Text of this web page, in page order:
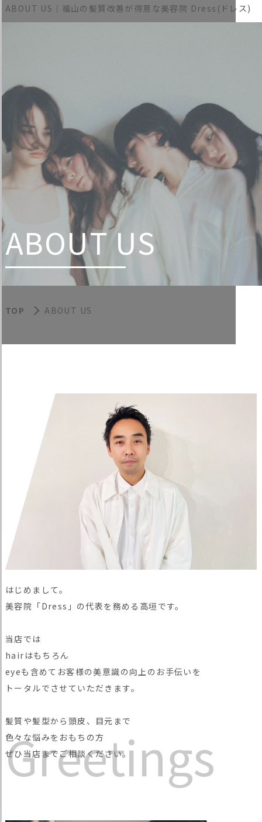
ABOUT US｜福山の髪質改善が得意な美容院 Dress(ドレス)
ABOUT US
TOP ABOUT US
はじめまして。
美容院「Dress」の代表を務める高垣です。
当店では
hairはもちろん
eyeも含めてお客様の美意識の向上のお手伝いを
トータルでさせていただきます。
髪質や髪型から頭皮、目元まで
色々な悩みをおもちの方
ぜひ当店までご相談ください。
Greetings